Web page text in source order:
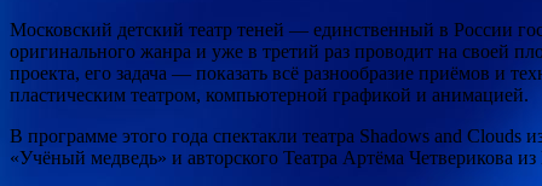
Московский детский театр теней — единственный в России
оригинального жанра и уже в третий раз проводит на своей
проекта, его задача — показать всё разнообразие приёмов и
пластическим театром, компьютерной графикой и анимацией.
В программе этого года спектакли театра Shadows and
«Учёный медведь» и авторского Театра Артёма Четверикова